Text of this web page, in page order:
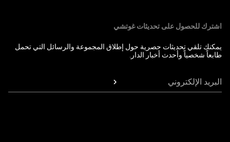
اشترك للحصول على تحديثات غوتشي
يمكنك تلقي تحديثات حصرية حول إطلاق المجموعة والرسائل التي تحمل
طابعاً شخصياً وأحدث أخبار الدار.
البريد الإلكتروني